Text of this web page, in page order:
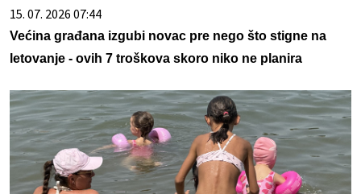
15. 07. 2026 07:44
Većina građana izgubi novac pre nego što stigne na
letovanje - ovih 7 troškova skoro niko ne planira